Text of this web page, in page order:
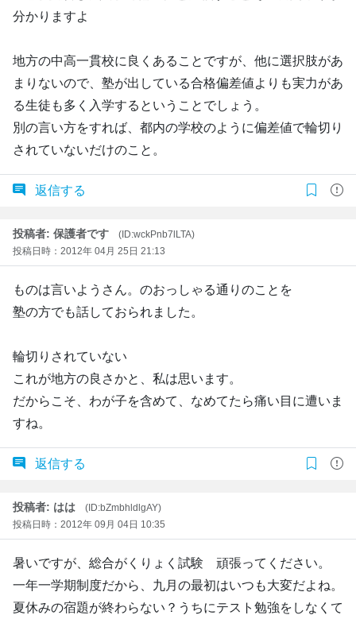
分かりますよ
地方の中高一貫校に良くあることですが、他に選択肢があ
まりないので、塾が出している合格偏差値よりも実力があ
る生徒も多く入学するということでしょう。
別の言い方をすれば、都内の学校のように偏差値で輪切り
されていないだけのこと。
返信する
投稿者: 保護者です
(ID:wckPnb7lLTA)
投稿日時：2012年 04月 25日 21:13
ものは言いようさん。のおっしゃる通りのことを
塾の方でも話しておられました。
輪切りされていない
これが地方の良さかと、私は思います。
だからこそ、わが子を含めて、なめてたら痛い目に遭いま
すね。
返信する
投稿者: はは
(ID:bZmbhldlgAY)
投稿日時：2012年 09月 04日 10:35
暑いですが、総合がくりょく試験 頑張ってください。
一年一学期制度だから、九月の最初はいつも大変だよね。
夏休みの宿題が終わらない？うちにテスト勉強をしなくて